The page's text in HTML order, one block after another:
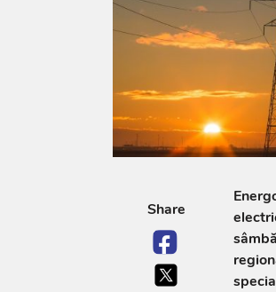
Share